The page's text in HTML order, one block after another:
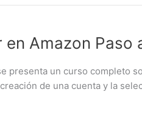
Amazon Paso
presenta un curso completo
de una cuenta y la